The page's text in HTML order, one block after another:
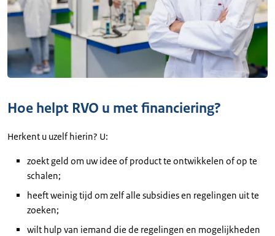
Hoe helpt RVO u met financiering?
Herkent u uzelf hierin? U:
zoekt geld om uw idee of product te ontwikkelen of op te
schalen;
heeft weinig tijd om zelf alle subsidies en regelingen uit te
zoeken;
wilt hulp van iemand die de regelingen en mogelijkheden